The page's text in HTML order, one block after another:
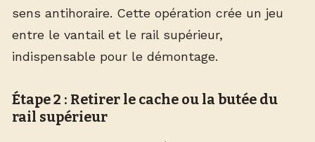
sens antihoraire. Cette opération crée un jeu
entre le vantail et le rail supérieur,
indispensable pour le démontage.
Étape 2 : Retirer le cache ou la butée du
rail supérieur